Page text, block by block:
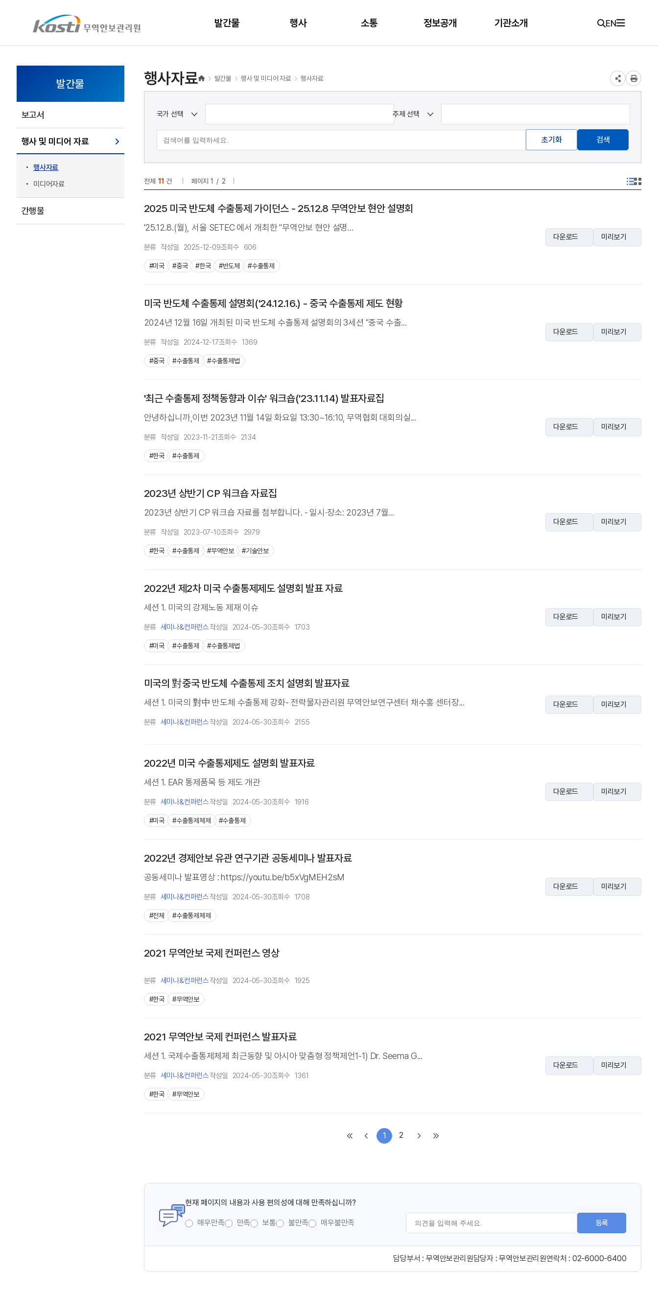
KOSTI 메인 페이지로 이동 발간물 행사 소통 정보공개 기관소개 EN
행사자료 발간물 행사 및 미디어 자료 행사자료
국가 선택 주제 선택
초기화 검색
전체 11 건 페이지 1 2
2025 미국 반도체 수출통제 가이던스 - 25.12.8 무역안보 현안 설명회
'25.12.8.(월), 서울 SETEC 에서 개최한 "무역안보 현안 설명...
분류 작성일 2025-12-09조회수 606
#미국 #중국 #한국 #반도체 #수출통제
다운로드 미리보기
미국 반도체 수출통제 설명회('24.12.16.) - 중국 수출통제 제도 현황
2024년 12월 16일 개최된 미국 반도체 수출통제 설명회의 3세션 "중국 수출...
분류 작성일 2024-12-17조회수 1369
#중국 #수출통제 #수출통제법
다운로드 미리보기
'최근 수출통제 정책동향과 이슈' 워크숍('23.11.14) 발표자료집
안녕하십니까,이번 2023년 11월 14일 화요일 13:30~16:10, 무역협회 대회의실...
분류 작성일 2023-11-21조회수 2134
#한국 #수출통제
다운로드 미리보기
2023년 상반기 CP 워크숍 자료집
2023년 상반기 CP 워크숍 자료를 첨부합니다. - 일시·장소: 2023년 7월...
분류 작성일 2023-07-10조회수 2979
#한국 #수출통제 #무역안보 #기술안보
다운로드 미리보기
2022년 제2차 미국 수출통제제도 설명회 발표 자료
세션 1. 미국의 강제노동 제재 이슈
분류 세미나&컨퍼런스작성일 2024-05-30조회수 1703
#미국 #수출통제 #수출통제법
다운로드 미리보기
미국의 對중국 반도체 수출통제 조치 설명회 발표자료
세션 1. 미국의 對中 반도체 수출통제 강화- 전략물자관리원 무역안보연구센터 채수홍 센터장...
분류 세미나&컨퍼런스작성일 2024-05-30조회수 2155
다운로드 미리보기
2022년 미국 수출통제제도 설명회 발표자료
세션 1. EAR 통제품목 등 제도 개관
분류 세미나&컨퍼런스작성일 2024-05-30조회수 1916
#미국 #수출통제체제 #수출통제
다운로드 미리보기
2022년 경제안보 유관 연구기관 공동세미나 발표자료
공동세미나 발표영상 : https://youtu.be/b5xVgMEH2sM
분류 세미나&컨퍼런스작성일 2024-05-30조회수 1708
#전체 #수출통제체제
다운로드 미리보기
2021 무역안보 국제 컨퍼런스 영상
분류 세미나&컨퍼런스작성일 2024-05-30조회수 1925
#한국 #무역안보
2021 무역안보 국제 컨퍼런스 발표자료
세션 1. 국제수출통제체제 최근동향 및 아시아 맞춤형 정책제언1-1) Dr. Seema G...
분류 세미나&컨퍼런스작성일 2024-05-30조회수 1361
#한국 #무역안보
다운로드 미리보기
1 2
발간물
보고서
행사 및 미디어 자료
행사자료
미디어자료
간행물
현재 페이지의 내용과 사용 편의성에 대해 만족하십니까?
매우만족 만족 보통 불만족 매우불만족 등록
담당부서 : 무역안보관리원담당자 :무역안보관리원연락처 : 02-6000-6400